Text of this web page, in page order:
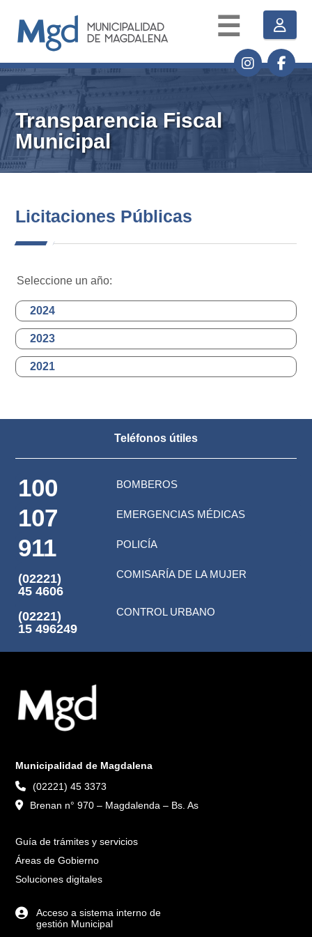
☰
Transparencia Fiscal
Municipal
Licitaciones Públicas
Seleccione un año:
2024
2023
2021
Teléfonos útiles
100 BOMBEROS
107 EMERGENCIAS MÉDICAS
911 POLICÍA
(02221)
45 4606
COMISARÍA DE LA MUJER
(02221)
15 496249
CONTROL URBANO
Municipalidad de Magdalena
(02221) 45 3373
Brenan n° 970 – Magdalenda – Bs. As
Guía de trámites y servicios
Áreas de Gobierno
Soluciones digitales
Acceso a sistema interno de
gestión Municipal